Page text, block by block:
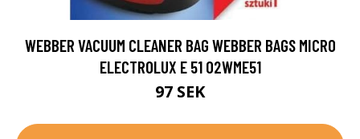
WEBBER VACUUM CLEANER BAG WEBBER BAGS MICRO
ELECTROLUX E 51 02WME51
97 SEK